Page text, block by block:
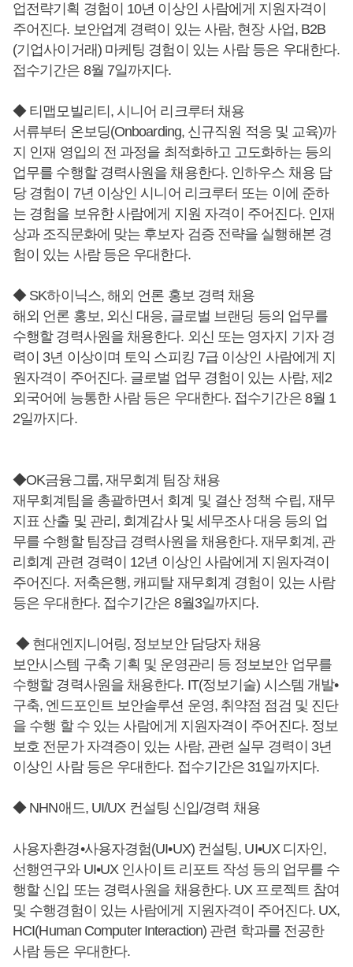
업전략기획 경험이 10년 이상인 사람에게 지원자격이
주어진다. 보안업계 경력이 있는 사람, 현장 사업, B2B
(기업사이거래) 마케팅 경험이 있는 사람 등은 우대한다.
접수기간은 8월 7일까지다.
◆ 티맵모빌리티, 시니어 리크루터 채용
서류부터 온보딩(Onboarding, 신규직원 적응 및 교육)까
지 인재 영입의 전 과정을 최적화하고 고도화하는 등의
업무를 수행할 경력사원을 채용한다. 인하우스 채용 담
당 경험이 7년 이상인 시니어 리크루터 또는 이에 준하
는 경험을 보유한 사람에게 지원 자격이 주어진다. 인재
상과 조직문화에 맞는 후보자 검증 전략을 실행해본 경
험이 있는 사람 등은 우대한다.
◆ SK하이닉스, 해외 언론 홍보 경력 채용
해외 언론 홍보, 외신 대응, 글로벌 브랜딩 등의 업무를
수행할 경력사원을 채용한다. 외신 또는 영자지 기자 경
력이 3년 이상이며 토익 스피킹 7급 이상인 사람에게 지
원자격이 주어진다. 글로벌 업무 경험이 있는 사람, 제2
외국어에 능통한 사람 등은 우대한다. 접수기간은 8월 1
2일까지다.
◆OK금융그룹, 재무회계 팀장 채용
재무회계팀을 총괄하면서 회계 및 결산 정책 수립, 재무
지표 산출 및 관리, 회계감사 및 세무조사 대응 등의 업
무를 수행할 팀장급 경력사원을 채용한다. 재무회계, 관
리회계 관련 경력이 12년 이상인 사람에게 지원자격이
주어진다. 저축은행, 캐피탈 재무회계 경험이 있는 사람
등은 우대한다. 접수기간은 8월3일까지다.
◆ 현대엔지니어링, 정보보안 담당자 채용
보안시스템 구축 기획 및 운영관리 등 정보보안 업무를
수행할 경력사원을 채용한다. IT(정보기술) 시스템 개발•
구축, 엔드포인트 보안솔루션 운영, 취약점 점검 및 진단
을 수행 할 수 있는 사람에게 지원자격이 주어진다. 정보
보호 전문가 자격증이 있는 사람, 관련 실무 경력이 3년
이상인 사람 등은 우대한다. 접수기간은 31일까지다.
◆ NHN애드, UI/UX 컨설팅 신입/경력 채용
사용자환경•사용자경험(UI•UX) 컨설팅, UI•UX 디자인,
선행연구와 UI•UX 인사이트 리포트 작성 등의 업무를 수
행할 신입 또는 경력사원을 채용한다. UX 프로젝트 참여
및 수행경험이 있는 사람에게 지원자격이 주어진다. UX,
HCI(Human Computer Interaction) 관련 학과를 전공한
사람 등은 우대한다.